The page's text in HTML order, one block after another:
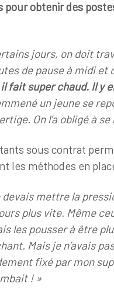
pour obtenir des
jours, on doit
de pause à midi et
fait super chaud. Il y
un jeune se
On l’a obligé à
sous contrat
les méthodes en
devais mettre la
plus vite. Même
les pousser à être
Mais je n’avais
fixé par mon
! »